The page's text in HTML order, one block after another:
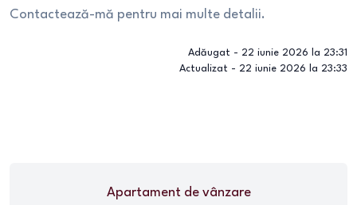
Contactează-mă pentru mai multe detalii.
Adăugat - 22 iunie 2026 la 23:31
Actualizat - 22 iunie 2026 la 23:33
Apartamentde vânzare